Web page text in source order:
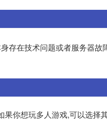
存在技术问题或者服务器故
你想玩多人游戏,可以选择